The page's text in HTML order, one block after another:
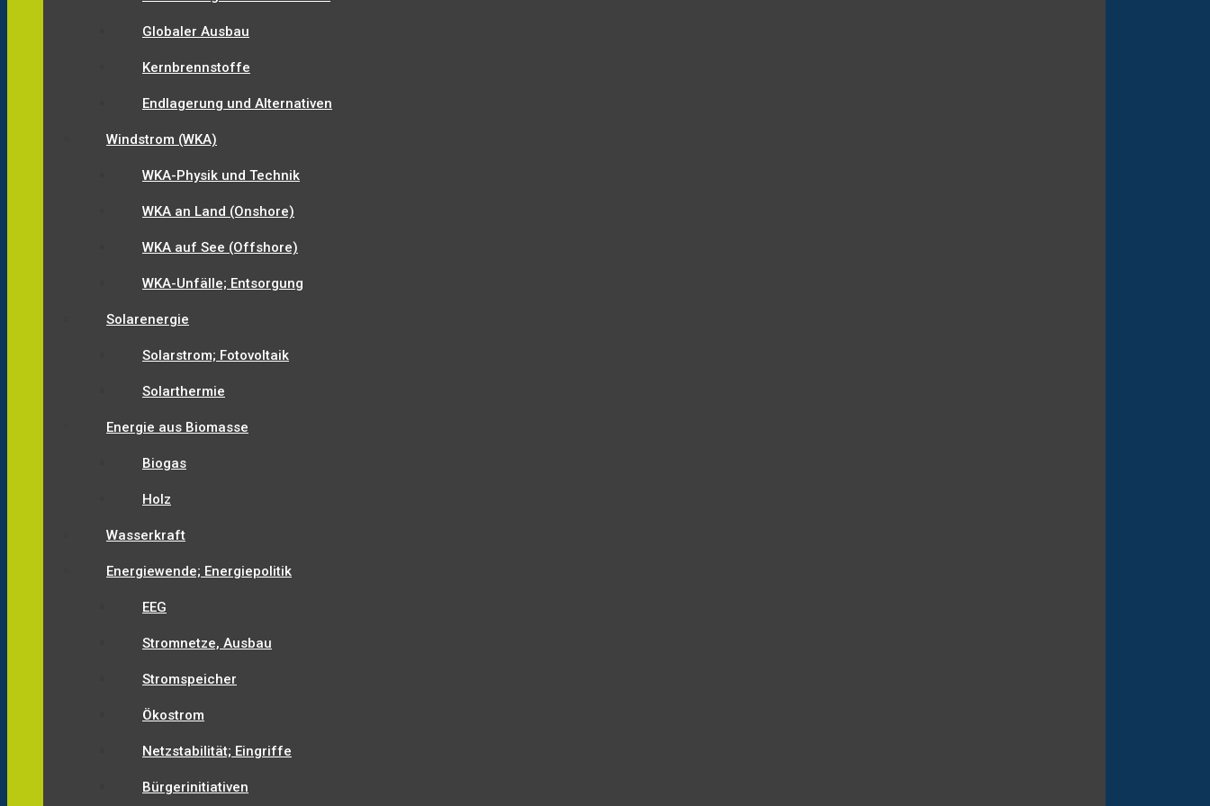
Globaler Ausbau
Kernbrennstoffe
Endlagerung und Alternativen
Windstrom (WKA)
WKA-Physik und Technik
WKA an Land (Onshore)
WKA auf See (Offshore)
WKA-Unfälle; Entsorgung
Solarenergie
Solarstrom; Fotovoltaik
Solarthermie
Energie aus Biomasse
Biogas
Holz
Wasserkraft
Energiewende; Energiepolitik
EEG
Stromnetze, Ausbau
Stromspeicher
Ökostrom
Netzstabilität; Eingriffe
Bürgerinitiativen